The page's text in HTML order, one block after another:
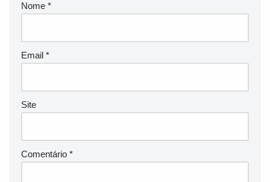
Nome *
Email *
Site
Comentário *